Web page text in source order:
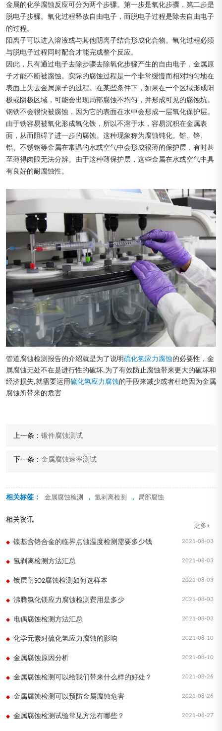
金属的化学腐蚀反应可分为两个步骤。第一步是氧化步骤，第二步是
脱电子步骤。氧化过程释放自由电子，而脱电子过程是除去自由电子
的过程。
阳离子可以进入溶液或与其他阴离子结合形成化合物。氧化过程必须
与脱电子过程同时配合才能完成整个反应。
因此，只有通过电子去除步骤去除氧化步骤产生的自由电子，金属原
子才能不断被腐蚀。实际的腐蚀过程是一个非常缓慢而相对均匀地在
表面上失去金属原子的过程。在某些条件下，如果在一个区域形成阳
极或阴极区域，可能会出现局部腐蚀不均匀，并形成可见的腐蚀坑。
钢铁不会很快被腐蚀，因为它的表面在水中会形成一层氧化保护层。
由于铁容易被氧化形成氧化铁，所以不溶于水，容易沉积在金属表
面，从而阻碍了进一步的腐蚀。这种现象称为腐蚀钝化。锆、铬、
铝、不锈钢等金属在常温的水或空气中会形成很薄的保护层，有时甚
至薄得肉眼无法分辨。由于这种薄保护层，这些金属在水或空气中具
有良好的耐腐蚀性。
管道腐蚀检测报告的介绍就是为了说明硫化氢应力腐蚀的必要性，金
属腐蚀无处不在是进行性的破坏,为了有效防止腐蚀带来更大的破坏和
经济损失,就需要运用硫化氢应力腐蚀的手段来减少或者杜绝因为金属
腐蚀所带来的危害
上一条： 锻件腐蚀测试
下一条： 金属腐蚀速率测试
相关标签： 金属腐蚀检测 , 氢剥离检测 , 局部腐蚀
相关资讯
更多+
2021-08-03
镍基含铬合金的临界点蚀温度检测需要多少钱
2021-08-03
氢剥离检测方法汇总
2021-08-03
镀层耐SO2腐蚀检测如何选样本
2021-08-03
沸腾氯化镁应力腐蚀检测费用是多少
2021-08-03
电偶腐蚀检测方法汇总
2021-08-10
化学元素对硫化氢应力腐蚀的影响
2021-08-10
金属腐蚀原因分析
2021-08-26
金属腐蚀检测可以给我们带来什么样的好处？
2021-08-26
金属腐蚀检测可以预防金属腐蚀危害
2021-08-27
金属腐蚀检测试验常见方法有哪些？